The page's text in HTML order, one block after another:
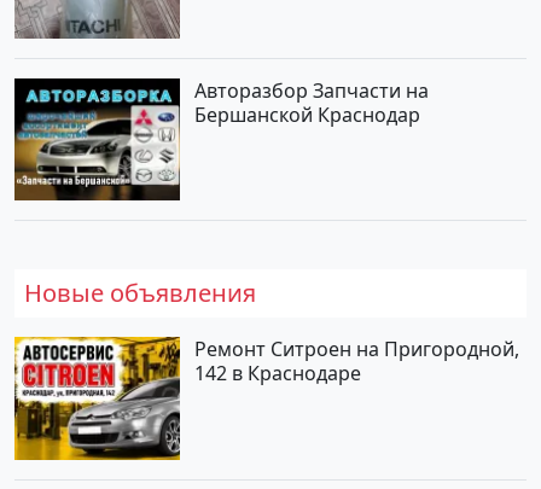
Авторазбор Запчасти на
Бершанской Краснодар
Новые объявления
Ремонт Ситроен на Пригородной,
142 в Краснодаре